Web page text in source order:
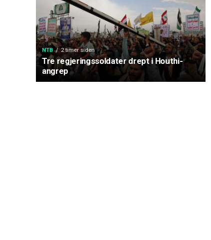
NTB 2 timer siden
Tre regjeringssoldater drept i Houthi-
angrep